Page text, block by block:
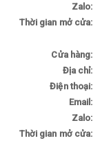
Zalo:
Thời gian mở cửa:
Cửa hàng:
Địa chỉ:
Điện thoại:
Email:
Zalo:
Thời gian mở cửa: